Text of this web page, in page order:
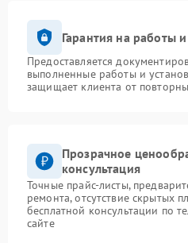
Гарантия на работы и
Предоставляется
выполненные работы и
защищает клиента от
Прозрачное
консультация
Точные прайс-листы,
ремонта, отсутствие скрытых
бесплатной консультации по
сайте